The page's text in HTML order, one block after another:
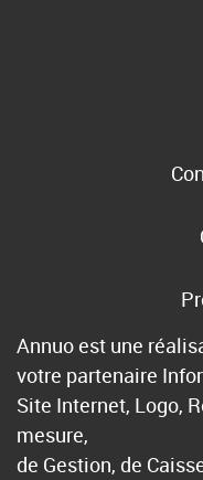
Annuo est une
votre partenaire
Site Internet, Logo,
mesure,
de Gestion, de